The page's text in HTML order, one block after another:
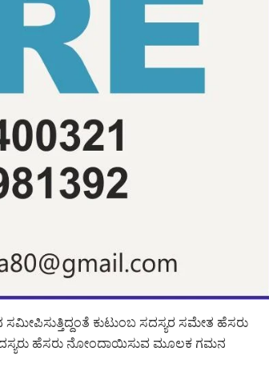
ಕುಟುಂಬ ಸದಸ್ಯರ ಸಮೇತ ಹೆಸರು
ಹೆಸರು ನೋಂದಾಯಿಸುವ ಮೂಲಕ ಗಮನ